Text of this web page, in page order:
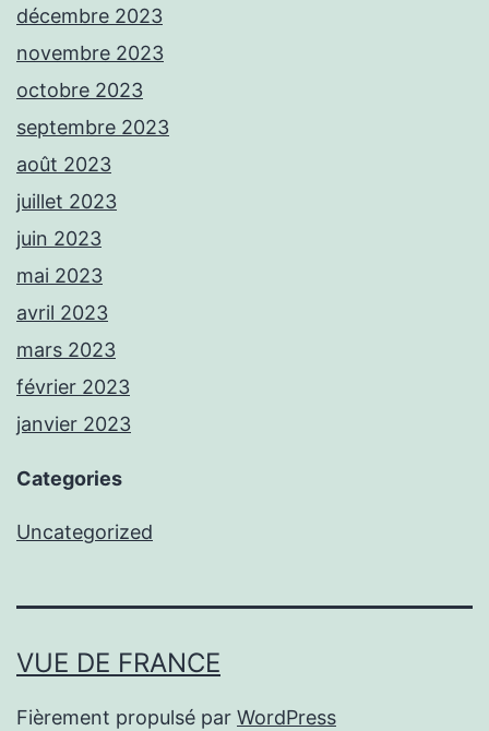
décembre 2023
novembre 2023
octobre 2023
septembre 2023
août 2023
juillet 2023
juin 2023
mai 2023
avril 2023
mars 2023
février 2023
janvier 2023
Categories
Uncategorized
VUE DE FRANCE
Fièrement propulsé par WordPress